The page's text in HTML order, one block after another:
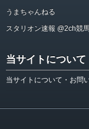
うまちゃんねる
スタリオン速報 @2ch競
当サイトについて
当サイトについて・お問